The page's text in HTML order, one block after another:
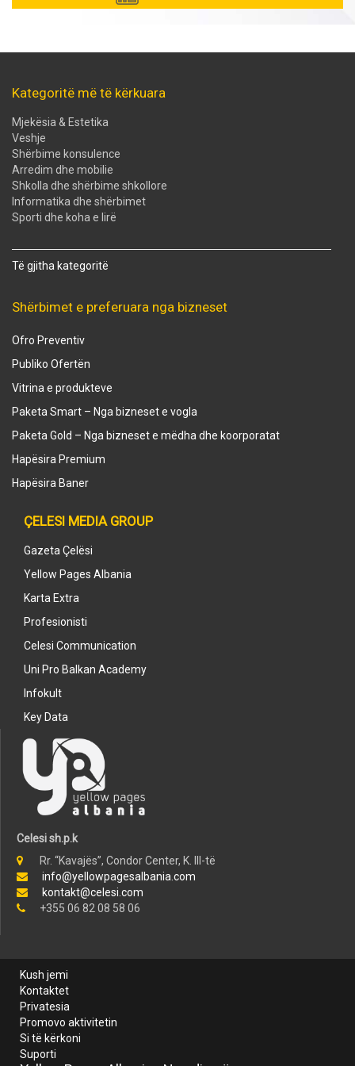
Kategoritë më të kërkuara
Mjekësia & Estetika
Veshje
Shërbime konsulence
Arredim dhe mobilie
Shkolla dhe shërbime shkollore
Informatika dhe shërbimet
Sporti dhe koha e lirë
Të gjitha kategoritë
Shërbimet e preferuara nga bizneset
Ofro Preventiv
Publiko Ofertën
Vitrina e produkteve
Paketa Smart – Nga bizneset e vogla
Paketa Gold – Nga bizneset e mëdha dhe koorporatat
Hapësira Premium
Hapësira Baner
ÇELESI MEDIA GROUP
Gazeta Çelësi
Yellow Pages Albania
Karta Extra
Profesionisti
Celesi Communication
Uni Pro Balkan Academy
Infokult
Key Data
Celesi sh.p.k
Rr. “Kavajës”, Condor Center, K. III-të
info@yellowpagesalbania.com
kontakt@celesi.com
+355 06 82 08 58 06
Kush jemi
Kontaktet
Privatesia
Promovo aktivitetin
Si të kërkoni
Suporti